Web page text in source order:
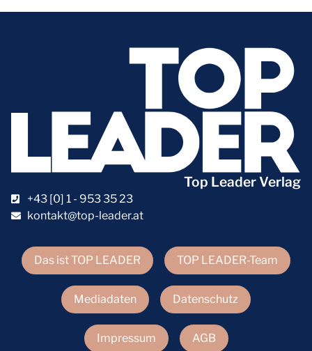
Das ist TOP LEADER TOP LEADER-Team
Mediadaten Datenschutz
Impressum AGB
Top Leader Verlag
+43 [0] 1 - 953 35 23
kontakt@top-leader.at